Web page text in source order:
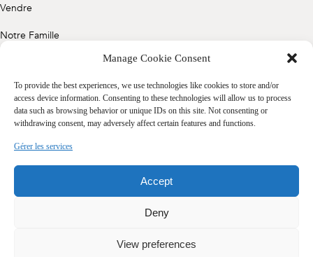
Manage Cookie Consent
To provide the best experiences, we use technologies like cookies to store and/or
access device information. Consenting to these technologies will allow us to process
data such as browsing behavior or unique IDs on this site. Not consenting or
withdrawing consent, may adversely affect certain features and functions.
Gérer les services
Accept
Deny
View preferences
Vendre
Notre Famille
Politique de confidentialité
Cookie Policy (CA)